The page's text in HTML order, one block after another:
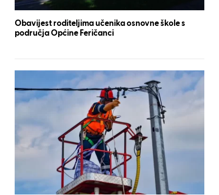
Obavijest roditeljima učenika osnovne škole s
područja Općine Feričanci